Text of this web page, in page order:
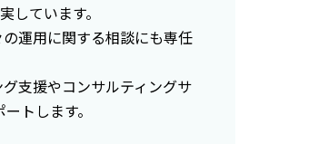
ています。
運用に関する相談にも専任
支援やコンサルティングサ
トします。